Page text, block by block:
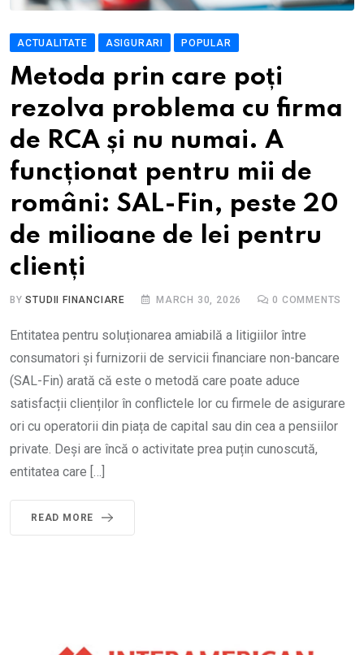
ACTUALITATE ASIGURARI POPULAR
Metoda prin care poți
rezolva problema cu firma
de RCA și nu numai. A
funcționat pentru mii de
români: SAL-Fin, peste 20
de milioane de lei pentru
clienți
BYSTUDII FINANCIARE MARCH 30, 2026 0 COMMENTS
Entitatea pentru soluționarea amiabilă a litigiilor între
consumatori și furnizorii de servicii financiare non-bancare
(SAL-Fin) arată că este o metodă care poate aduce
satisfacții clienților în conflictele lor cu firmele de asigurare
ori cu operatorii din piața de capital sau din cea a pensiilor
private. Deși are încă o activitate prea puțin cunoscută,
entitatea care […]
READ MORE